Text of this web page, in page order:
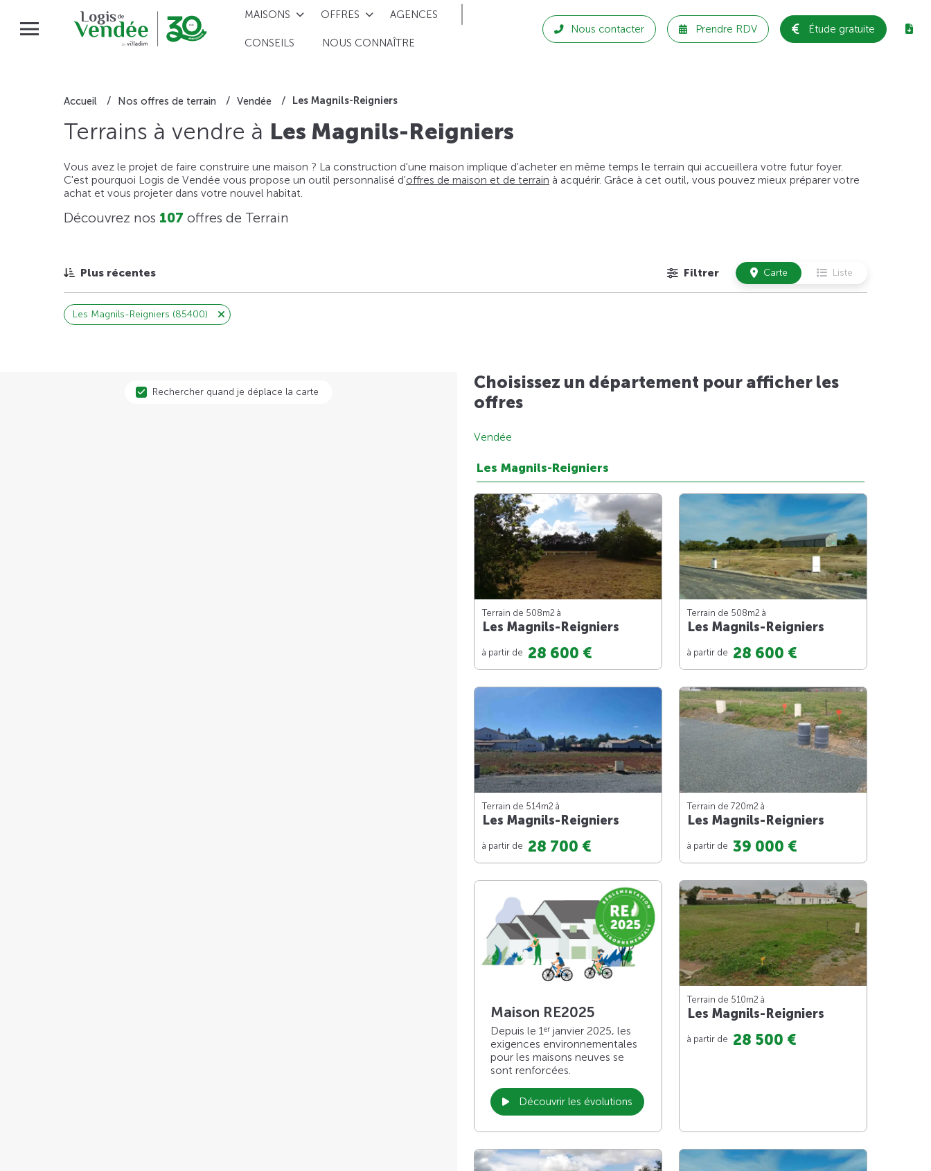
MAISONS OFFRES AGENCES
CONSEILS NOUS CONNAÎTRE
Nous contacter Prendre RDV Étude gratuite
Accueil Nos offres de terrain Vendée Les Magnils-Reigniers
Terrains à vendre à Les Magnils-Reigniers
Vous avez le projet de faire construire une maison ? La construction d'une maison implique d'acheter en même temps le terrain qui accueillera votre futur foyer.
C'est pourquoi Logis de Vendée vous propose un outil personnalisé d'offres de maison et de terrain à acquérir. Grâce à cet outil, vous pouvez mieux préparer votre
achat et vous projeter dans votre nouvel habitat.
Découvrez nos 107 offres de Terrain
Plus récentes Filtrer Carte Liste
Les Magnils-Reigniers (85400)
Rechercher quand je déplace la carte
Choisissez un département pour afficher les
offres
Vendée
Les Magnils-Reigniers
Terrain de 508m2 à
Les Magnils-Reigniers
à partir de 28 600 €
Terrain de 508m2 à
Les Magnils-Reigniers
à partir de 28 600 €
Terrain de 514m2 à
Les Magnils-Reigniers
à partir de 28 700 €
Terrain de 720m2 à
Les Magnils-Reigniers
à partir de 39 000 €
Maison RE2025
Depuis le 1 er janvier 2025, les
exigences environnementales
pour les maisons neuves se
sont renforcées.
Découvrir les évolutions
Terrain de 510m2 à
Les Magnils-Reigniers
à partir de 28 500 €